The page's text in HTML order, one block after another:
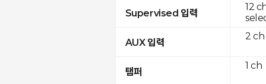
Supervised 입력
AUX 입력
탬퍼
12
2 ch
1 ch